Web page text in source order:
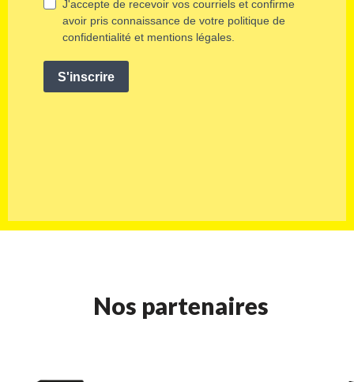
Nos partenaires